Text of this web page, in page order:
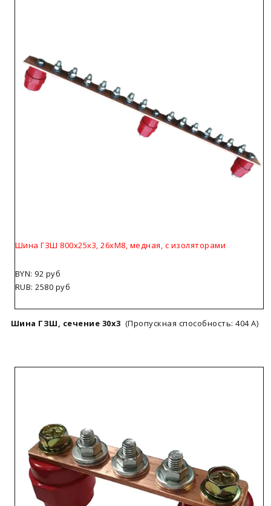
Шина ГЗШ 800х25х3, 26хМ8, медная, с изоляторами
BYN: 92 руб
RUB: 2580 руб
Шина ГЗШ, сечение 30х3 (Пропускная способность: 404 А)